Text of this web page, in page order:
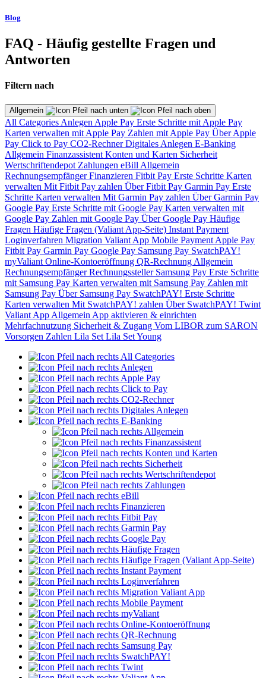
Blog
FAQ - Häufig gestellte Fragen und
Antworten
Filtern nach
Allgemein
All Categories Anlegen Apple Pay Erste Schritte mit Apple Pay
Karten verwalten mit Apple Pay Zahlen mit Apple Pay Über Apple
Pay Click to Pay CO2-RechnerDigitales Anlegen E-Banking
Allgemein Finanzassistent Konten und Karten Sicherheit
Wertschriftendepot Zahlungen eBill Allgemein
RechnungsempfängerFinanzieren Fitbit Pay Erste Schritte Karten
verwalten Mit Fitbit Pay zahlen Über Fitbit Pay Garmin Pay Erste
Schritte Karten verwalten Mit Garmin Pay zahlen Über Garmin Pay
Google Pay Erste Schritte mit Google Pay Karten verwalten mit
Google Pay Zahlen mit Google Pay Über Google Pay Häufige
Fragen Häufige Fragen (Valiant App-Seite) Instant Payment
Loginverfahren Migration Valiant App Mobile Payment Apple Pay
Fitbit Pay Garmin Pay Google Pay Samsung Pay SwatchPAY!
myValiant Online-Kontoeröffnung QR-Rechnung Allgemein
RechnungsempfängerRechnungssteller Samsung Pay Erste Schritte
mit Samsung Pay Karten verwalten mit Samsung Pay Zahlen mit
Samsung Pay Über Samsung Pay SwatchPAY! Erste Schritte
Karten verwalten Mit SwatchPAY! zahlen Über SwatchPAY! Twint
Valiant App Allgemein App aktivieren & einrichten
Mehrfachnutzung Sicherheit & Zugang Vom LIBOR zum SARON
Vorsorgen Zahlen Lila Set Lila Set Young
All Categories
Anlegen
Apple Pay
Click to Pay
CO2-Rechner
Digitales Anlegen
E-Banking
Allgemein
Finanzassistent
Konten und Karten
Sicherheit
Wertschriftendepot
Zahlungen
eBill
Finanzieren
Fitbit Pay
Garmin Pay
Google Pay
Häufige Fragen
Häufige Fragen (Valiant App-Seite)
Instant Payment
Loginverfahren
Migration Valiant App
Mobile Payment
myValiant
Online-Kontoeröffnung
QR-Rechnung
Samsung Pay
SwatchPAY!
Twint